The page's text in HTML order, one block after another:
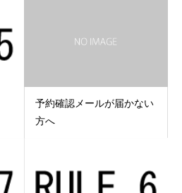
予約確認メールが届かない
方へ